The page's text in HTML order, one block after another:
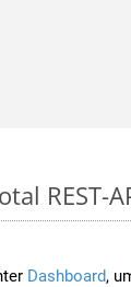
REST-
Dashboard,